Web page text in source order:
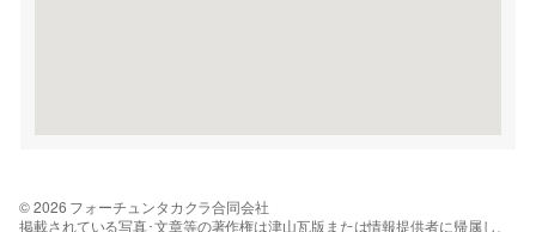
© 2026 フォーチュンタカクラ合同会社
掲載されている写真･文章等の著作権は津山瓦版または情報提供者に帰属し、